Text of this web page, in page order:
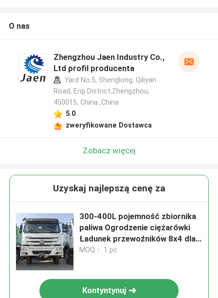
O nas
Zhengzhou Jaen Industry Co.,
Ltd profil producenta
Yard No.5, Shenglong, Qiliyan
Road, Erqi District,Zhengzhou,
450015, China ,China
5.0
zweryfikowane Dostawca
Zobacz więcej
Uzyskaj najlepszą cenę za
300-400L pojemność zbiornika
paliwa Ogrodzenie ciężarówki
Ładunek przewoźników 8x4 dla
wymagań klientów
MOQ： 1 pc
Kontyntynuj